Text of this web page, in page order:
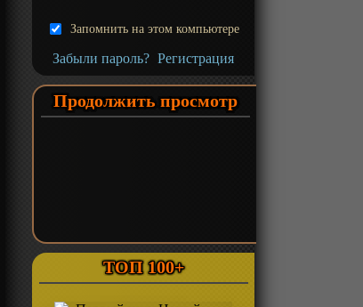
Запомнить на этом компьютере
Забыли пароль? Регистрация
Продолжить просмотр
ТОП 100+